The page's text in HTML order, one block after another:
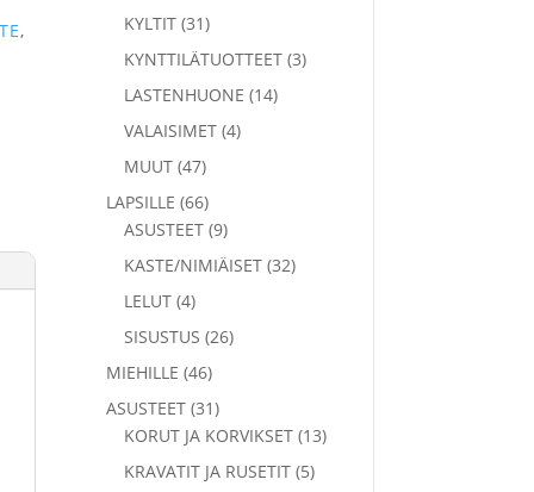
,
KYLTIT 3131
tuotetta
KYNTTILÄTUOTTEET 33
LASTENHUONE 1414
VALAISIMET 44
MUUT 4747
tuotetta
LAPSILLE 6666
tuotetta
ASUSTEET 99
tuotetta
KASTE/NIMIÄISET 3232
LELUT 44
tuotetta
SISUSTUS 2626
MIEHILLE 4646
tuotetta
ASUSTEET 3131
tuotetta
KORUT JA KORVIKSET 1313
KRAVATIT JA RUSETIT 55